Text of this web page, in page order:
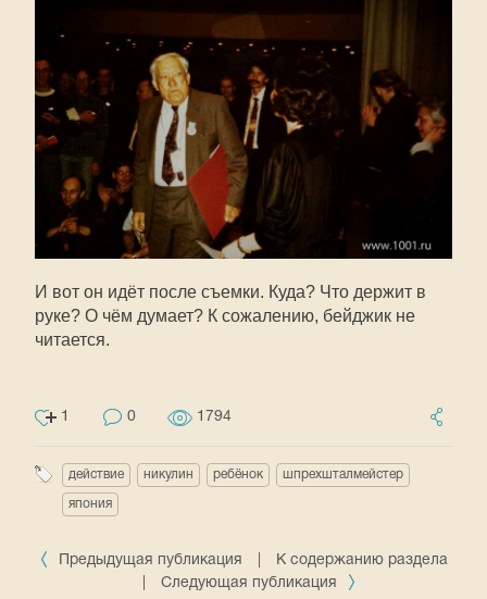
И вот он идёт после съемки. Куда? Что держит в
руке? О чём думает? К сожалению, бейджик не
читается.
1 0 1794
действие никулин ребёнок шпрехшталмейстер
япония
Предыдущая публикация
К содержанию раздела
Следующая публикация